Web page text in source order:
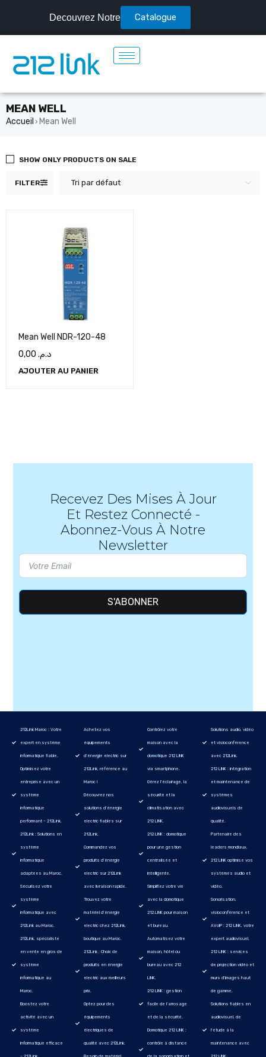
Decouvrez Notre Catalogue
MEAN WELL
Accueil › Mean Well
FILTER Tri par défaut
SHOW ONLY PRODUCTS ON SALE
Mean Well NDR-120-48
د.م.
AJOUTER AU PANIER
Recevez Des Mises À Jour
Et Restez Connecté -
Abonnez-Vous À Notre
Newsletter
S'ABONNER
212Link Maroc : Votre
expert en système
informatique fiable.
Optimisez votre
entreprise avec un
système
informatique
performant – 212Link.
212Link : Solutions en
système
informatique
adaptées au Maroc.
Sécurisez votre
système
informatique avec
212Link au Maroc.
212Link, spécialiste
en vente en gros de
système
informatique au
Maroc.
Boostez votre
activité avec un
système
informatique efficace
– 212Link.
Achetez vos
équipements
d’énergie electric sur
212Link, référence au
Maroc !
Découvrez nos
solutions d’énergie
electric fiables sur
212Link.
Commandez vos
produits d’énergie
electric sur 212Link
avec livraison rapide.
Trouvez votre
matériel d’énergie
electric chez 212Link,
boutique au Maroc.
212Link : Choix de
produits en énergie
electric aux meilleurs
prix.
Optez pour des
équipements
électriques de
qualité avec 212Link.
Besoin de matériel
Contrôlez votre
maison avec la
domotique 212 LINK
via smartphone.
Gérez l’éclairage, la
sécurité et la
climatisation avec
212 LINK.
212 LINK : domotique
pour une gestion
centralisée et
intelligente.
Simplifiez votre vie
avec la domotique
212 LINK pour maison
et bureau.
Automatisez votre
maison, hôtel ou
bureau avec 212
LINK.
212 LINK : gestion
facile de l’arrosage
et de la sécurité.
Domotique 212 LINK :
contrôle à distance
de la sonorisation et
Solutions audio, vidéo
et visioconférence
avec 212Link.
212 LINK : intégration
et maintenance de
systèmes
audiovisuels de
qualité.
Partenaire des
leaders mondiaux,
212 LINK optimise vos
systèmes audio et
vidéo.
Sonorisation,
visioconférence et
AVoIP : 212 LINK, votre
expert audiovisuel.
212 LINK : services
de projection vidéo et
murs d'images haut
de gamme.
Solutions fiables en
audiovisuel, de
l'étude à la
maintenance avec
212 LINK.